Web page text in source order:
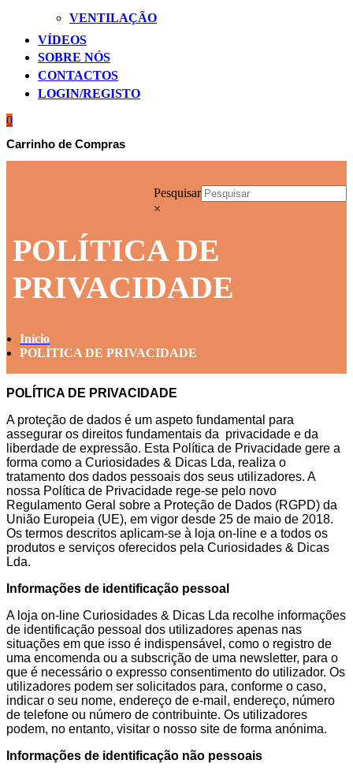
VENTILAÇÃO
VÍDEOS
SOBRE NÓS
CONTACTOS
LOGIN/REGISTO
0
Carrinho de Compras
Pesquisar
×
POLÍTICA DE
PRIVACIDADE
Início
POLÍTICA DE PRIVACIDADE
POLÍTICA DE PRIVACIDADE
A proteção de dados é um aspeto fundamental para
assegurar os direitos fundamentais da privacidade e da
liberdade de expressão. Esta Política de Privacidade gere a
forma como a Curiosidades & Dicas Lda, realiza o
tratamento dos dados pessoais dos seus utilizadores. A
nossa Política de Privacidade rege-se pelo novo
Regulamento Geral sobre a Proteção de Dados (RGPD) da
União Europeia (UE), em vigor desde 25 de maio de 2018.
Os termos descritos aplicam-se à loja on-line e a todos os
produtos e serviços oferecidos pela Curiosidades & Dicas
Lda.
Informações de identificação pessoal
A loja on-line Curiosidades & Dicas Lda recolhe informações
de identificação pessoal dos utilizadores apenas nas
situações em que isso é indispensável, como o registro de
uma encomenda ou a subscrição de uma newsletter, para o
que é necessário o expresso consentimento do utilizador. Os
utilizadores podem ser solicitados para, conforme o caso,
indicar o seu nome, endereço de e-mail, endereço, número
de telefone ou número de contribuinte. Os utilizadores
podem, no entanto, visitar o nosso site de forma anónima.
Informações de identificação não pessoais